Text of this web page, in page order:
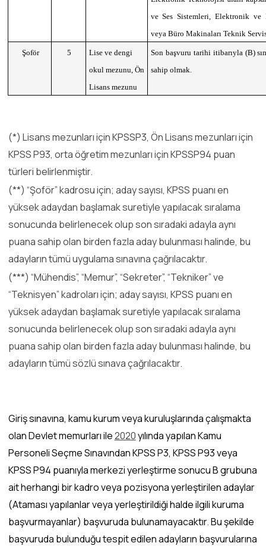
ve Ses Sistemleri, Elektronik ve
veya Büro Makinaları Teknik
Şoför 5
Lise ve dengi
okul mezunu, Ön
Lisans mezunu
Son başvuru tarihi itibarıyla (B)
sahip olmak.
(*) Lisans mezunları için KPSSP3, Ön Lisans mezunları için
KPSS P93, orta öğretim mezunları için KPSSP94 puan
türleri belirlenmiştir.
(**) “Şoför” kadrosu için; aday sayısı, KPSS puanı en
yüksek adaydan başlamak suretiyle yapılacak sıralama
sonucunda belirlenecek olup son sıradaki adayla aynı
puana sahip olan birden fazla aday bulunması halinde, bu
adayların tümü uygulama sınavına çağrılacaktır.
(***) “Mühendis”, “Memur”, “Sekreter”, “Tekniker” ve
“Teknisyen” kadroları için; aday sayısı, KPSS puanı en
yüksek adaydan başlamak suretiyle yapılacak sıralama
sonucunda belirlenecek olup son sıradaki adayla aynı
puana sahip olan birden fazla aday bulunması halinde, bu
adayların tümü sözlü sınava çağrılacaktır.
Giriş sınavına, kamu kurum veya kuruluşlarında çalışmakta
olan Devlet memurları ile2020yılında yapılan Kamu
Personeli Seçme Sınavından KPSS P3, KPSS P93 veya
KPSS P94 puanıyla merkezi yerleştirme sonucu B grubuna
ait herhangi bir kadro veya pozisyona yerleştirilen adaylar
(Ataması yapılanlar veya yerleştirildiği halde ilgili kuruma
başvurmayanlar) başvuruda bulunamayacaktır. Bu şekilde
başvuruda bulunduğu tespit edilen adayların başvurularına